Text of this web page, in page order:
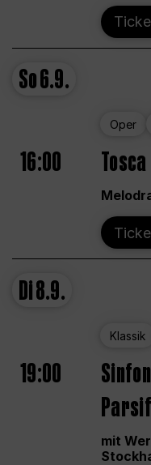
So6.9.
Oper
16:00 Tosca
Di8.9.
Klassik
19:00
mit